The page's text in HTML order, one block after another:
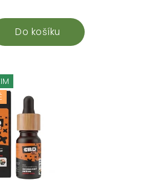
Do košíku
pomůže se
regenerovat